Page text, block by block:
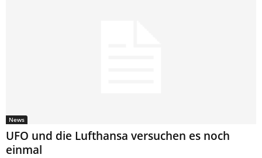
News
UFO und die Lufthansa versuchen es noch
einmal